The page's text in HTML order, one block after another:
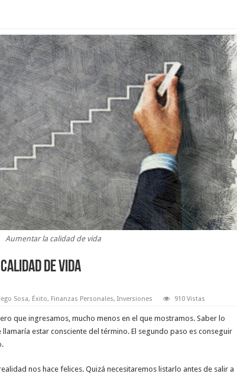
Aumentar la calidad de vida
de vida
Sosa, Éxito, Finanzas Personales, Inversiones 910 Vistas
que ingresamos, mucho menos en el que mostramos. Saber lo
estar consciente del término. El segundo paso es conseguir
nos hace felices. Quizá necesitaremos listarlo antes de salir a